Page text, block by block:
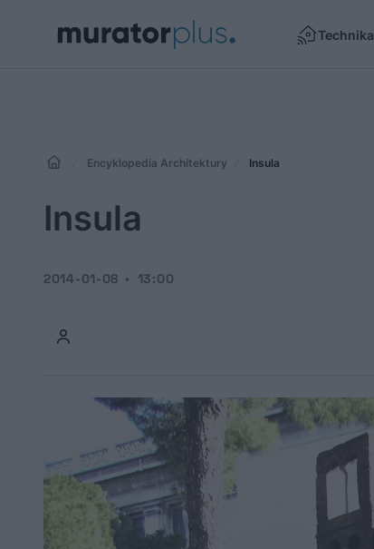
Technika
Encyklopedia Architektury Insula
Insula
2014-01-08 13:00